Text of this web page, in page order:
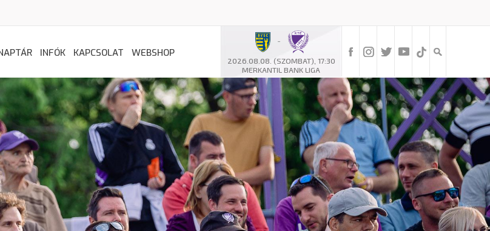
-
2026.08.08. (SZOMBAT), 17:30
MERKANTIL BANK LIGA
INFÓK KAPCSOLAT WEBSHOP